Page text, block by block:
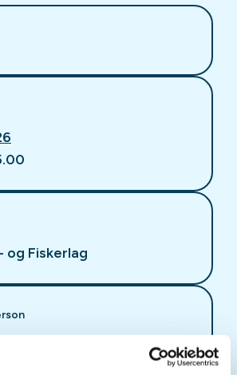
Fiskerlag